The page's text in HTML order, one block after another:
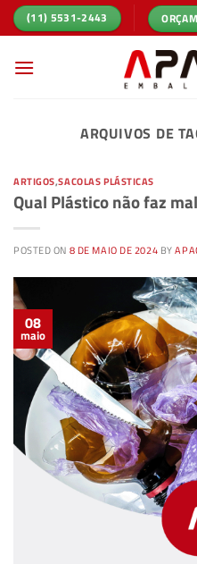
Skip
to
(11) 5531-2443
ARQUIVOS DE
ARTIGOS,SACOLAS PLÁSTICAS
Qual Plástico não faz
POSTED ON 8 DE MAIO DE 2024 BY
08
maio